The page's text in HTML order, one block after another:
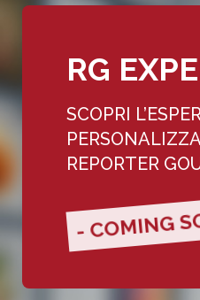
RG
SCOPRI
REPORTER
- COMING